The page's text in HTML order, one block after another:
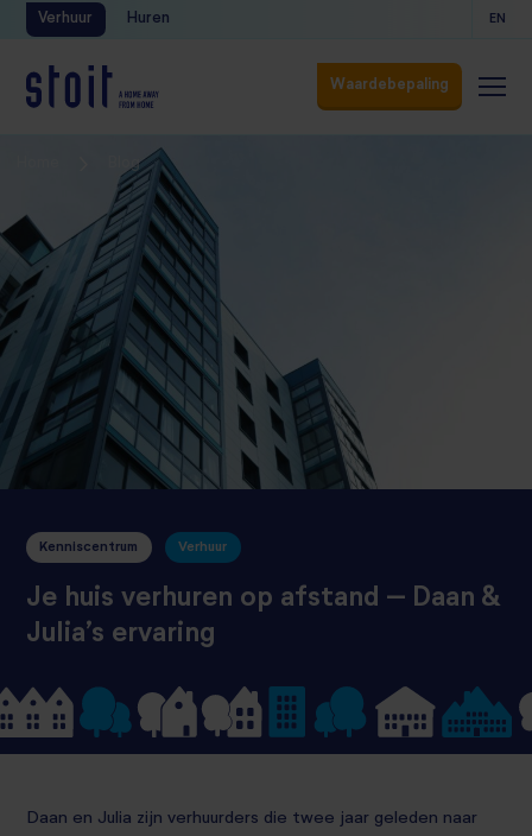
Verhuur Huren EN
Waardebepaling
Blog
Kenniscentrum Verhuur
Je huis verhuren op afstand – Daan &
Julia’s ervaring
Daan en Julia zijn verhuurders die twee jaar geleden naar